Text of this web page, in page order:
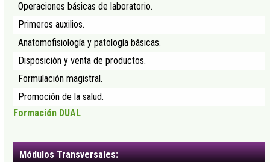
Operaciones básicas de laboratorio.
Primeros auxilios.
Anatomofisiología y patología básicas.
Disposición y venta de productos.
Formulación magistral.
Promoción de la salud.
Formación DUAL
Módulos Transversales: